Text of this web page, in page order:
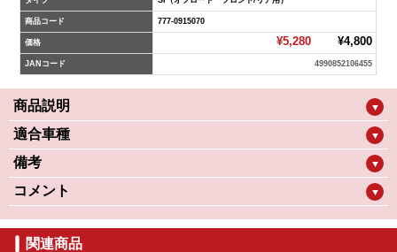
商品コード 777-0915070
価格 ¥5,280¥4,800
JANコード 4990852106455
商品説明 ▼
適合車種 ▼
備考 ▼
コメント ▼
関連商品